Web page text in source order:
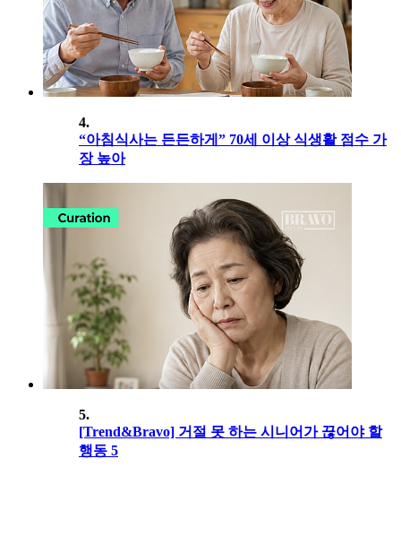
4.
“아침식사는 든든하게” 70세 이상 식생활 점수 가
장 높아
5.
[Trend&Bravo] 거절 못 하는 시니어가 끊어야 할
행동 5